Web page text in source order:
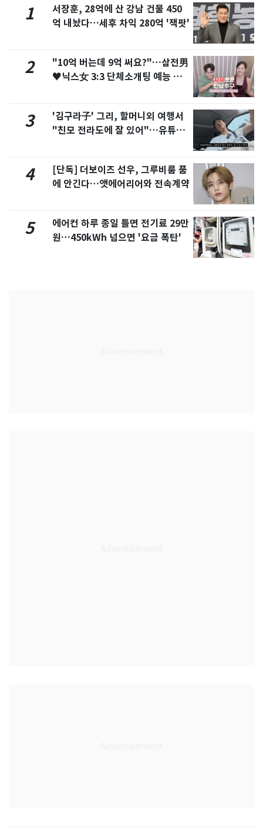
1
서장훈, 28억에 산 강남 건물 450
억 내놨다…세후 차익 280억 '잭팟'
2
"10억 버는데 9억 써요?"…삼전男
♥닉스女 3:3 단체소개팅 예능 화
3
'김구라子' 그리, 할머니외 여행서
"친모 전라도에 잘 있어"…유튜브
4
[단독] 더보이즈 선우, 그루비룸 품
에 안긴다…앳에어리어와 전속계약
5
에어컨 하루 종일 틀면 전기료 29만
원…450kWh 넘으면 '요금 폭탄'